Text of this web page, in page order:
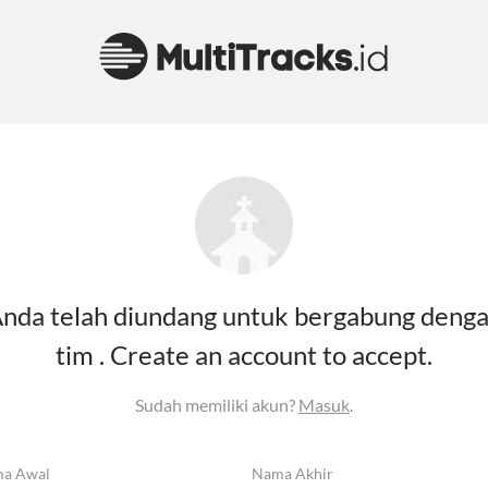
telah diundang untuk bergabung
tim . Create an account to accept.
Sudah memiliki akun? Masuk.
Awal Nama Akhir